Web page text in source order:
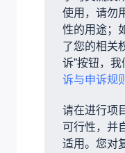
使用，请勿
性的用途；
了您的相关
诉”按钮，我
诉与申诉规
请在进行项
可行性，并
适用。您对